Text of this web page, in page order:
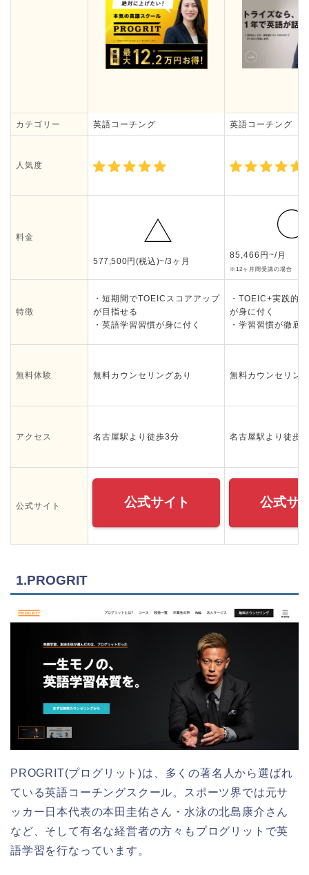
カテゴリー 英語コーチング 英語コーチング
人気度
料金
577,500円(税込)~/3ヶ月
85,466円~/月
※12ヶ月間受講の場合
特徴
・短期間でTOEICスコアアップ
が目指せる
・英語学習習慣が身に付く
・TOEIC+実践的
が身に付く
・学習習慣が徹底
無料体験 無料カウンセリングあり 無料カウンセリン
アクセス 名古屋駅より徒歩3分 名古屋駅より徒歩1
公式サイト 公式サイト 公式サ
1.PROGRIT
PROGRIT(プログリット)は、多くの著名人から選ばれ
ている英語コーチングスクール。スポーツ界では元サ
ッカー日本代表の本田圭佑さん・水泳の北島康介さん
など、そして有名な経営者の方々もプログリットで英
語学習を行なっています。